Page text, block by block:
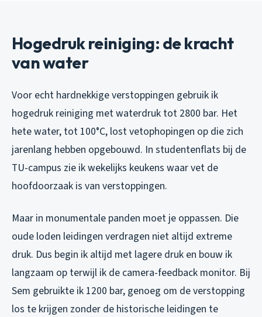
Hogedruk reiniging: de kracht
van water
Voor echt hardnekkige verstoppingen gebruik ik
hogedruk reiniging met waterdruk tot 2800 bar. Het
hete water, tot 100°C, lost vetophopingen op die zich
jarenlang hebben opgebouwd. In studentenflats bij de
TU-campus zie ik wekelijks keukens waar vet de
hoofdoorzaak is van verstoppingen.
Maar in monumentale panden moet je oppassen. Die
oude loden leidingen verdragen niet altijd extreme
druk. Dus begin ik altijd met lagere druk en bouw ik
langzaam op terwijl ik de camera-feedback monitor. Bij
Sem gebruikte ik 1200 bar, genoeg om de verstopping
los te krijgen zonder de historische leidingen te